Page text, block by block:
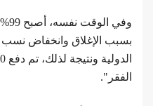
بسبب الإغلاق وانخفاض نسب
الفقر".